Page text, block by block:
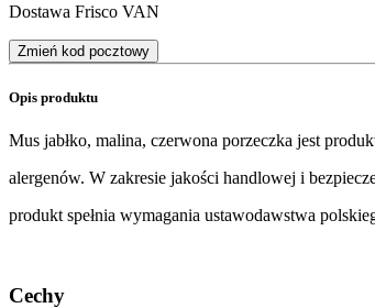
Dostawa Frisco VAN
Zmień kod pocztowy
Opis produktu
Mus jabłko, malina, czerwona porzeczka jest
alergenów. W zakresie jakości handlowej i
produkt spełnia wymagania ustawodawstwa
Cechy